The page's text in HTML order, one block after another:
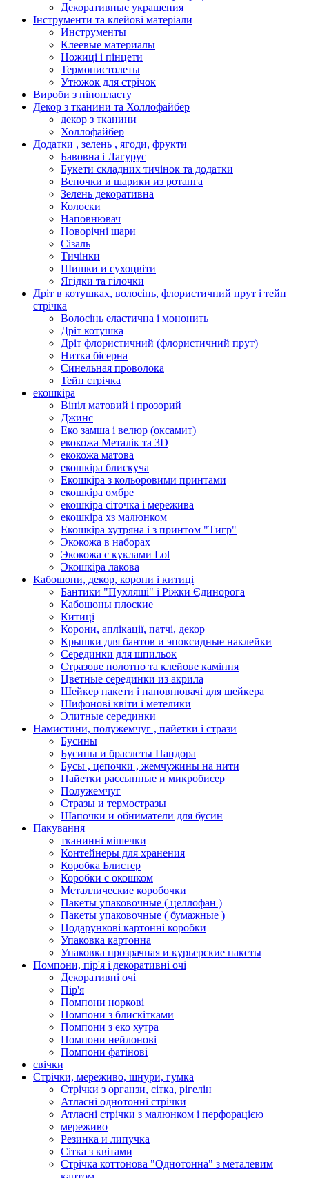
Декоративные украшения
Інструменти та клейові матеріали
Инструменты
Клеевые материалы
Ножиці і пінцети
Термопистолеты
Утюжок для стрічок
Вироби з пінопласту
Декор з тканини та Холлофайбер
декор з тканини
Холлофайбер
Додатки , зелень , ягоди, фрукти
Бавовна і Лагурус
Букети складних тичінок та додатки
Веночки и шарики из ротанга
Зелень декоративна
Колоски
Наповнювач
Новорічні шари
Сізаль
Тичінки
Шишки и сухоцвіти
Ягідки та гілочки
Дріт в котушках, волосінь, флористичний прут і тейп
стрічка
Волосінь еластична і мононить
Дріт котушка
Дріт флористичний (флористичний прут)
Нитка бісерна
Синельная проволока
Тейп стрічка
екошкіра
Вініл матовий і прозорий
Джинс
Еко замша і велюр (оксамит)
екокожа Металік та 3D
екокожа матова
екошкіра блискуча
Екошкіра з кольоровими принтами
екошкіра омбре
екошкіра сіточка і мережива
екошкіра хз малюнком
Екошкіра хутряна і з принтом "Тигр"
Экокожа в наборах
Экокожа с куклами Lol
Экошкiра лакова
Кабошони, декор, корони і китиці
Бантики "Пухляші" і Ріжки Єдинорога
Кабошоны плоские
Китиці
Корони, аплікації, патчі, декор
Крышки для бантов и эпоксидные наклейки
Серединки для шпильок
Стразове полотно та клейове каміння
Цветные серединки из акрила
Шейкер пакети і наповнювачі для шейкера
Шифонові квіти і метелики
Элитные серединки
Намистини, полужемчуг , пайетки і стрази
Бусины
Бусины и браслеты Пандора
Бусы , цепочки , жемчужины на нити
Пайетки рассыпные и микробисер
Полужемчуг
Стразы и термостразы
Шапочки и обниматели для бусин
Пакування
тканинні мішечки
Контейнеры для хранения
Коробка Блистер
Коробки с окошком
Металлические коробочки
Пакеты упаковочные ( целлофан )
Пакеты упаковочные ( бумажные )
Подарункові картонні коробки
Упаковка картонна
Упаковка прозрачная и курьерские пакеты
Помпони, пір'я і декоративні очі
Декоративні очі
Пір'я
Помпони норкові
Помпони з блискітками
Помпони з еко хутра
Помпони нейлонові
Помпони фатінові
свічки
Стрічки, мереживо, шнури, гумка
Стрічки з органзи, сітка, рігелін
Атласні однотонні стрічки
Атласні стрічки з малюнком і перфорацією
мереживо
Резинка и липучка
Сітка з квітами
Стрічка коттонова "Однотонна" з металевим